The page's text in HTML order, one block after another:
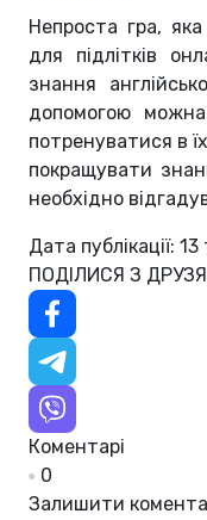
Непроста гра,
для підлітків
знання
допомогою
потренуватися в
покращувати
необхідно
Дата публікації:
ПОДІЛИСЯ З
Коментарі
0
Залишити